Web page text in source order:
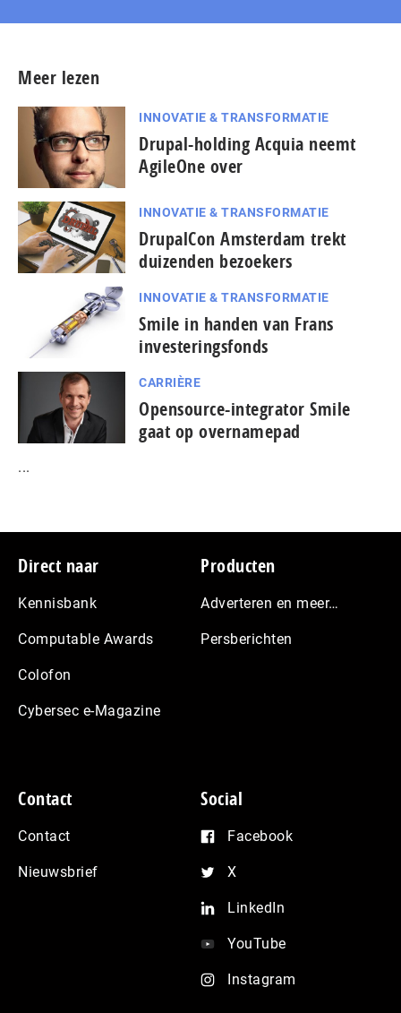
Meer lezen
INNOVATIE & TRANSFORMATIE
Drupal-holding Acquia neemt
AgileOne over
INNOVATIE & TRANSFORMATIE
DrupalCon Amsterdam trekt
duizenden bezoekers
INNOVATIE & TRANSFORMATIE
Smile in handen van Frans
investeringsfonds
CARRIÈRE
Opensource-integrator Smile
gaat op overnamepad
...
Footer
Direct naar
Kennisbank
Computable Awards
Colofon
Cybersec e-Magazine
Producten
Adverteren en meer…
Persberichten
Contact
Contact
Nieuwsbrief
Social
Facebook
X
LinkedIn
YouTube
Instagram